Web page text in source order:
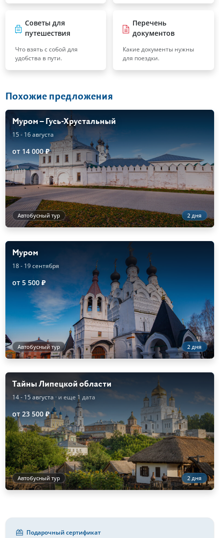
Советы для
путешествия
Что взять с собой для
удобства в пути.
Перечень
документов
Какие документы нужны
для поездки.
Похожие предложения
Муром – Гусь-Хрустальный
15 - 16 августа
от 14 000 ₽
Автобусный тур 2 дня
Муром
18 - 19 сентября
от 5 500 ₽
Автобусный тур 2 дня
Тайны Липецкой области
14 - 15 августа · и еще 1 дата
от 23 500 ₽
Автобусный тур 2 дня
Подарочный сертификат